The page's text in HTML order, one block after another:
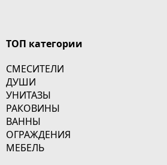
ТОП категории
СМЕСИТЕЛИ
ДУШИ
УНИТАЗЫ
РАКОВИНЫ
ВАННЫ
ОГРАЖДЕНИЯ
МЕБЕЛЬ